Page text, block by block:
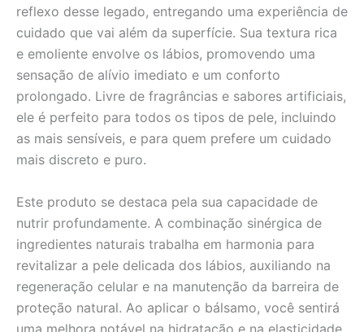
reflexo desse legado, entregando uma experiência de
cuidado que vai além da superfície. Sua textura rica
e emoliente envolve os lábios, promovendo uma
sensação de alívio imediato e um conforto
prolongado. Livre de fragrâncias e sabores artificiais,
ele é perfeito para todos os tipos de pele, incluindo
as mais sensíveis, e para quem prefere um cuidado
mais discreto e puro.
Este produto se destaca pela sua capacidade de
nutrir profundamente. A combinação sinérgica de
ingredientes naturais trabalha em harmonia para
revitalizar a pele delicada dos lábios, auxiliando na
regeneração celular e na manutenção da barreira de
proteção natural. Ao aplicar o bálsamo, você sentirá
uma melhora notável na hidratação e na elasticidade,